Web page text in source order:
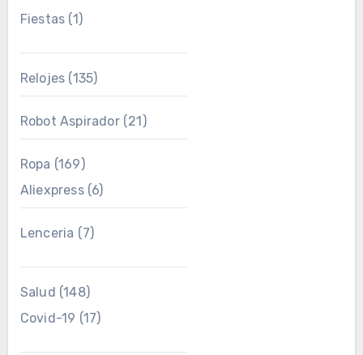
Fiestas (1)
Relojes (135)
Robot Aspirador(21)
Ropa (169)
Aliexpress(6)
Lenceria (7)
Salud (148)
Covid-19 (17)